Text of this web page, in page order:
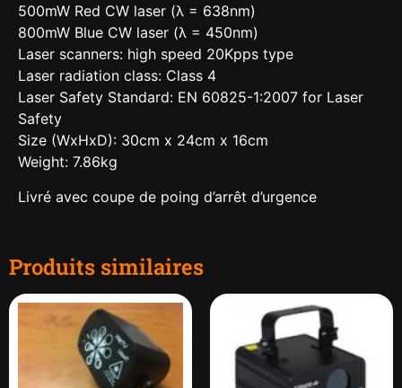
500mW Red CW laser (λ = 638nm)
800mW Blue CW laser (λ = 450nm)
Laser scanners: high speed 20Kpps type
Laser radiation class: Class 4
Laser Safety Standard: EN 60825-1:2007 for Laser
Safety
Size (WxHxD): 30cm x 24cm x 16cm
Weight: 7.86kg
Livré avec coupe de poing d’arrêt d’urgence
Produits similaires